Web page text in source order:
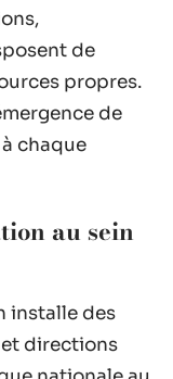
de
propres.
de
chaque
au sein
installe des
et directions